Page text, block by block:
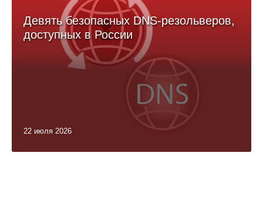
Девять безопасных DNS-резольверов,
доступных в России
22 июля 2026